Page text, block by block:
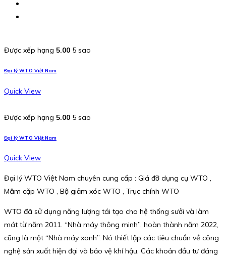
Được xếp hạng 5.00 5 sao
Đại lý WTO Việt Nam
Quick View
Được xếp hạng 5.00 5 sao
Đại lý WTO Việt Nam
Quick View
Đại lý WTO Việt Nam chuyên cung cấp : Giá đỡ dụng cụ WTO ,
Mâm cặp WTO , Bộ giảm xóc WTO , Trục chính WTO
WTO đã sử dụng năng lượng tái tạo cho hệ thống sưởi và làm
mát từ năm 2011. “Nhà máy thông minh”, hoàn thành năm 2022,
cũng là một “Nhà máy xanh”. Nó thiết lập các tiêu chuẩn về công
nghệ sản xuất hiện đại và bảo vệ khí hậu. Các khoản đầu tư đáng